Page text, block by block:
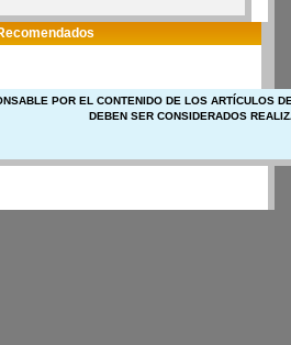
POR EL CONTENIDO DE LOS ARTÍCULOS
DEBEN SER CONSIDERADOS